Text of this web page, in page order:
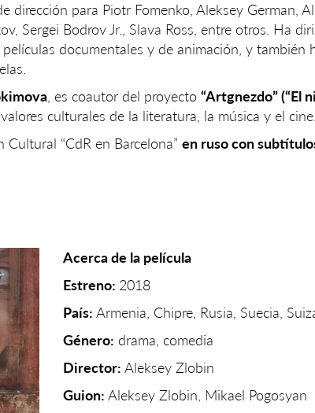
dirección para Piotr Fomenko, Aleksey German,
Sergei Bodrov Jr., Slava Ross, entre otros. Ha
documentales y de animación, y también
, es coautor del proyecto “Artgnezdo” (“El
culturales de la literatura, la música y el cine.
“CdR en Barcelona” en ruso con
Acerca de la película
Estreno: 2018
País: Armenia, Chipre, Rusia, Suecia,
Género: drama, comedia
Director: Aleksey Zlobin
Guion: Aleksey Zlobin, Mikael Pogosyan